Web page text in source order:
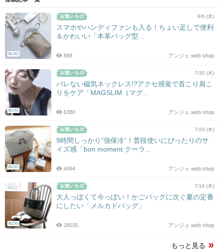
BLOG
8/6 (木)
スマホやハンディファンも入る！ちょい足しで便利
＆かわいい「本革バッグ型...
アンジェ web shop
888
BLOG
7/30 (木)
バレない磁気ネックレス!?アクセ感覚で首こり肩こ
りをケア「MAGSLIM（マグ...
アンジェ web shop
6380
BLOG
7/23 (木)
9時間しっかり“強保冷”！普段使いにぴったりのサ
イズ感「bon moment クーラ...
アンジェ web shop
4494
BLOG
7/16 (木)
大人っぽくて今っぽい！かごバッグに次ぐ夏の定番
にしたい「メルカドバッグ」
アンジェ web shop
18035
もっと見る